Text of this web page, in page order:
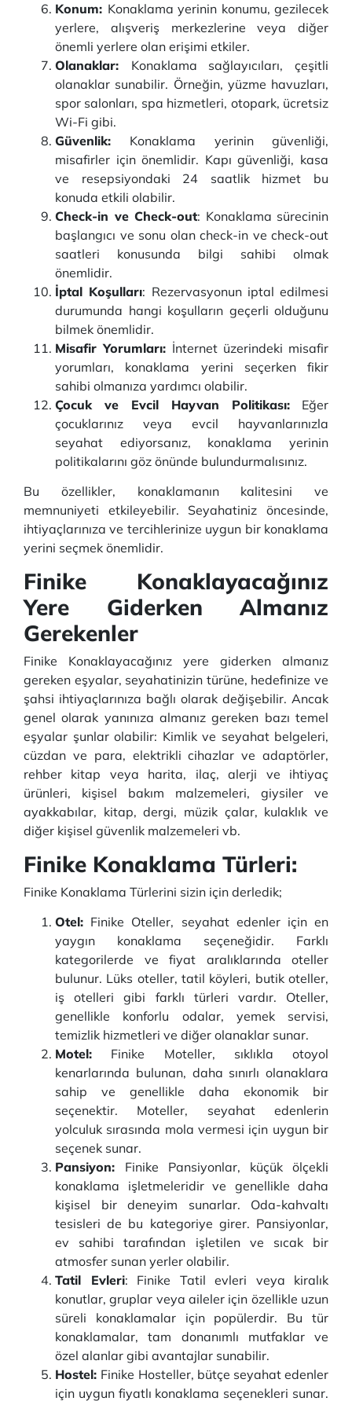
Konum: Konaklama yerinin konumu, gezilecek
yerlere, alışveriş merkezlerine veya diğer
önemli yerlere olan erişimi etkiler.
Olanaklar: Konaklama sağlayıcıları, çeşitli
olanaklar sunabilir. Örneğin, yüzme havuzları,
spor salonları, spa hizmetleri, otopark, ücretsiz
Wi-Fi gibi.
Güvenlik: Konaklama yerinin güvenliği,
misafirler için önemlidir. Kapı güvenliği, kasa
ve resepsiyondaki 24 saatlik hizmet bu
konuda etkili olabilir.
Check-in ve Check-out: Konaklama sürecinin
başlangıcı ve sonu olan check-in ve check-out
saatleri konusunda bilgi sahibi olmak
önemlidir.
İptal Koşulları: Rezervasyonun iptal edilmesi
durumunda hangi koşulların geçerli olduğunu
bilmek önemlidir.
Misafir Yorumları: İnternet üzerindeki misafir
yorumları, konaklama yerini seçerken fikir
sahibi olmanıza yardımcı olabilir.
Çocuk ve Evcil Hayvan Politikası: Eğer
çocuklarınız veya evcil hayvanlarınızla
seyahat ediyorsanız, konaklama yerinin
politikalarını göz önünde bulundurmalısınız.
Bu özellikler, konaklamanın kalitesini ve
memnuniyeti etkileyebilir. Seyahatiniz öncesinde,
ihtiyaçlarınıza ve tercihlerinize uygun bir konaklama
yerini seçmek önemlidir.
Finike Konaklayacağınız
Yere Giderken Almanız
Gerekenler
Finike Konaklayacağınız yere giderken almanız
gereken eşyalar, seyahatinizin türüne, hedefinize ve
şahsi ihtiyaçlarınıza bağlı olarak değişebilir. Ancak
genel olarak yanınıza almanız gereken bazı temel
eşyalar şunlar olabilir: Kimlik ve seyahat belgeleri,
cüzdan ve para, elektrikli cihazlar ve adaptörler,
rehber kitap veya harita, ilaç, alerji ve ihtiyaç
ürünleri, kişisel bakım malzemeleri, giysiler ve
ayakkabılar, kitap, dergi, müzik çalar, kulaklık ve
diğer kişisel güvenlik malzemeleri vb.
Finike Konaklama Türleri:
Finike Konaklama Türlerini sizin için derledik;
Otel: Finike Oteller, seyahat edenler için en
yaygın konaklama seçeneğidir. Farklı
kategorilerde ve fiyat aralıklarında oteller
bulunur. Lüks oteller, tatil köyleri, butik oteller,
iş otelleri gibi farklı türleri vardır. Oteller,
genellikle konforlu odalar, yemek servisi,
temizlik hizmetleri ve diğer olanaklar sunar.
Motel: Finike Moteller, sıklıkla otoyol
kenarlarında bulunan, daha sınırlı olanaklara
sahip ve genellikle daha ekonomik bir
seçenektir. Moteller, seyahat edenlerin
yolculuk sırasında mola vermesi için uygun bir
seçenek sunar.
Pansiyon: Finike Pansiyonlar, küçük ölçekli
konaklama işletmeleridir ve genellikle daha
kişisel bir deneyim sunarlar. Oda-kahvaltı
tesisleri de bu kategoriye girer. Pansiyonlar,
ev sahibi tarafından işletilen ve sıcak bir
atmosfer sunan yerler olabilir.
Tatil Evleri: Finike Tatil evleri veya kiralık
konutlar, gruplar veya aileler için özellikle uzun
süreli konaklamalar için popülerdir. Bu tür
konaklamalar, tam donanımlı mutfaklar ve
özel alanlar gibi avantajlar sunabilir.
Hostel: Finike Hosteller, bütçe seyahat edenler
için uygun fiyatlı konaklama seçenekleri sunar.